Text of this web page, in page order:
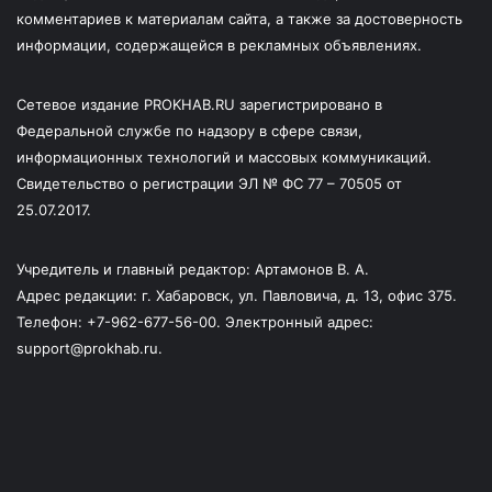
комментариев к материалам сайта, а также за достоверность
информации, содержащейся в рекламных объявлениях.
Сетевое издание PROKHAB.RU зарегистрировано в
Федеральной службе по надзору в сфере связи,
информационных технологий и массовых коммуникаций.
Свидетельство о регистрации ЭЛ № ФС 77 – 70505 от
25.07.2017.
Учредитель и главный редактор: Артамонов В. А.
Адрес редакции: г. Хабаровск, ул. Павловича, д. 13, офис 375.
Телефон: +7-962-677-56-00. Электронный адрес:
support@prokhab.ru.